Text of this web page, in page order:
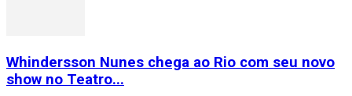
Whindersson Nunes chega ao Rio com seu novo
show no Teatro...